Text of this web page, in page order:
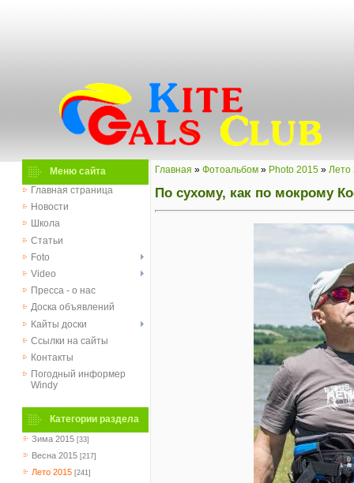
Меню сайта
Главная страница
Новости
Школа
Статьи
Foto
Video
Пресса - о нас
Доска объявлений
Кайты доски
Ссылки на сайты
Контакты
Погодный информер
Windy
Категории раздела
Зима 2015 [33]
Весна 2015 [217]
Лето 2015 [241]
Главная » Фотоальбом » Photo 2015 » Лето
По сухому, как по мокрому